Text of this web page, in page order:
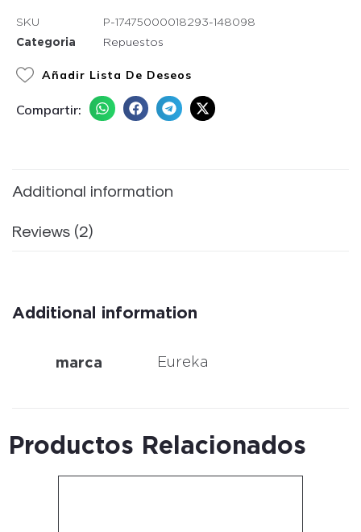
SKU
P-17475000018293-148098
Categoria
Repuestos
Añadir Lista De Deseos
Compartir:
Additional information
Reviews (2)
Additional information
marca Eureka
Productos Relacionados